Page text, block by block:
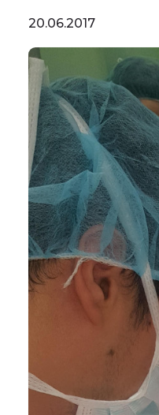
20.06.2017